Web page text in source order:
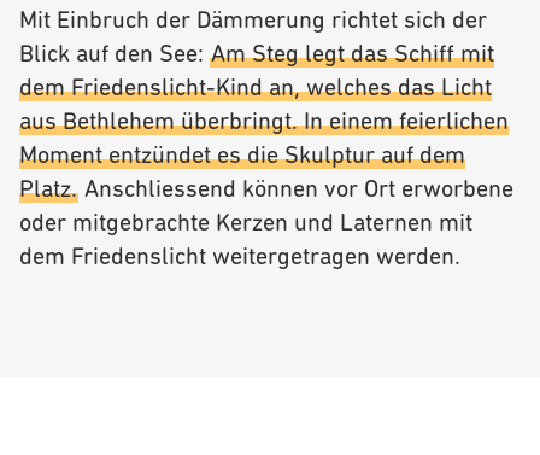
Mit Einbruch der Dämmerung richtet sich der
Blick auf den See: Am Steg legt das Schiff mit
dem Friedenslicht-Kind an, welches das Licht
aus Bethlehem überbringt. In einem feierlichen
Moment entzündet es die Skulptur auf dem
Platz. Anschliessend können vor Ort erworbene
oder mitgebrachte Kerzen und Laternen mit
dem Friedenslicht weitergetragen werden.